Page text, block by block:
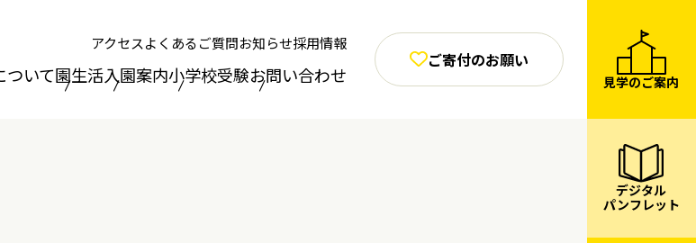
アクセスよくあるご質問お知らせ採用情報
ついて園生活入園案内小学校受験お問い合わせ
ご寄付のお願い
見学のご案内
デジタル
パンフレット